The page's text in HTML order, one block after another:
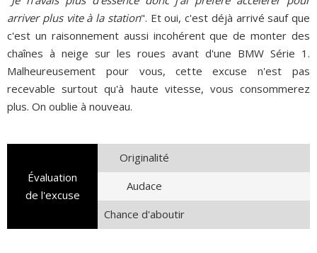
arriver plus vite à la station". Et oui, c'est déjà arrivé sauf que
c'est un raisonnement aussi incohérent que de monter des
chaînes à neige sur les roues avant d'une BMW Série 1.
Malheureusement pour vous, cette excuse n'est pas
recevable surtout qu'à haute vitesse, vous consommerez
plus. On oublie à nouveau.
Évaluation
de l'excuse
Originalité
Audace
Chance d'aboutir